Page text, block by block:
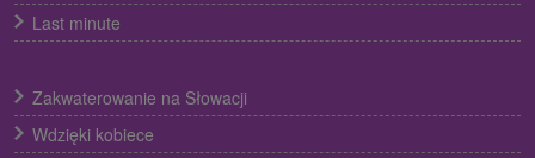
Last minute
Zakwaterowanie na Słowacji
Wdzięki kobiece